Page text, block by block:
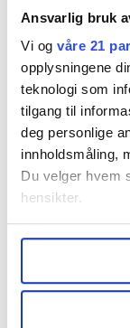
Ansvarlig bruk
Vi og våre 21
opplysningene
teknologi som
tilgang til
deg personlige
innholdsmåling,
Du velger hvem
hensikter.
Undermer info
data behandles
brukes. Du kan
samtykke fra
Fellesforbundets
glade for at det
tett emballasje
Roy Ervin